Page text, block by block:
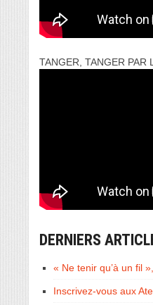
TANGER, TANGER PAR
DERNIERS
« Ne tenir qu’à un fil
Inscrivez-vous aux